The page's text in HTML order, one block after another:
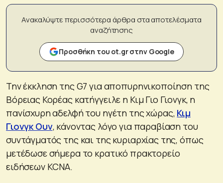
Ανακαλύψτε περισσότερα άρθρα στα αποτελέσματα
αναζήτησης
Προσθήκη του ot.gr στην Google
Την έκκληση της G7 για αποπυρηνικοποίηση της
Βόρειας Κορέας κατήγγειλε η Κιμ Γιο Γιονγκ, η
πανίσχυρη αδελφή του ηγέτη της χώρας, Κιμ
Γιονγκ Ουν, κάνοντας λόγο για παραβίαση του
συντάγματός της και της κυριαρχίας της, όπως
μετέδωσε σήμερα το κρατικό πρακτορείο
ειδήσεων KCNA.